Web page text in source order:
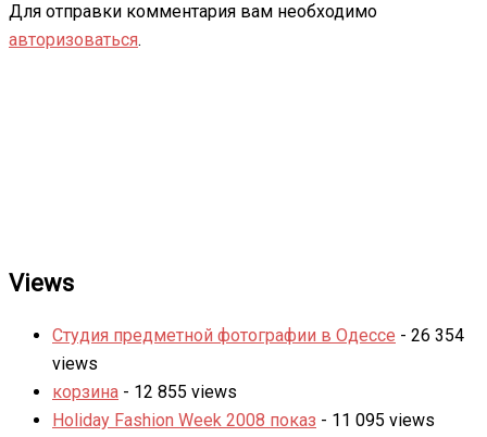
Для отправки комментария вам необходимо
авторизоваться.
Views
Студия предметной фотографии в Одессе - 26 354
views
корзина - 12 855 views
Holiday Fashion Week 2008 показ - 11 095 views